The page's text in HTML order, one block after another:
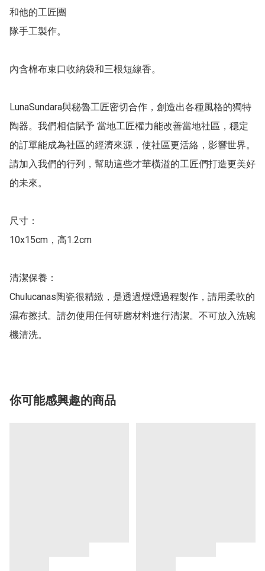
和他的工匠團
隊手工製作。
內含棉布束口收納袋和三根短線香。
LunaSundara與秘魯工匠密切合作，創造出各種風格的獨特
陶器。我們相信賦予 當地工匠權力能改善當地社區，穩定
的訂單能成為社區的經濟來源，使社區更活絡，影響世界。
請加入我們的行列，幫助這些才華橫溢的工匠們打造更美好
的未來。
尺寸：
10x15cm，高1.2cm
清潔保養：
Chulucanas陶瓷很精緻，是透過煙燻過程製作，請用柔軟的
濕布擦拭。請勿使用任何研磨材料進行清潔。不可放入洗碗
你可能感興趣的商品